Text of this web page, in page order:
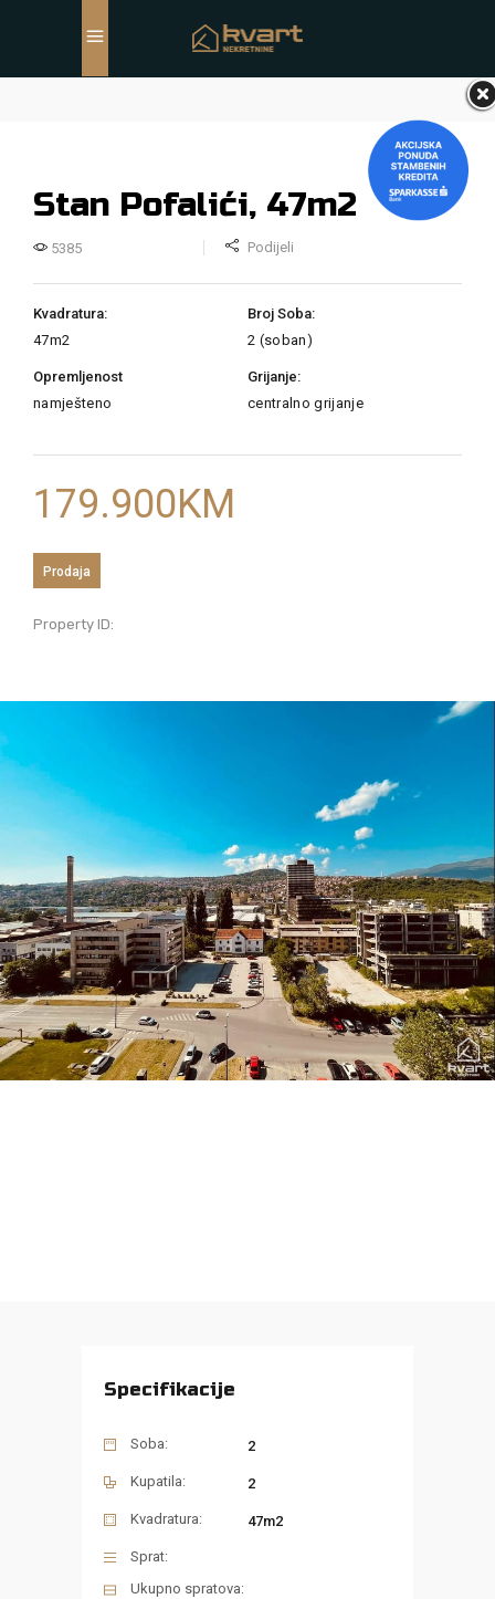
Stan Pofalići, 47m2
5385 Podijeli
Kvadratura:
47m2
Broj Soba:
2 (soban)
Opremljenost
namješteno
Grijanje:
centralno grijanje
179.900KM
Prodaja
Property ID:
Specifikacije
Soba: 2
Kupatila: 2
Kvadratura: 47m2
Sprat:
Ukupno spratova: